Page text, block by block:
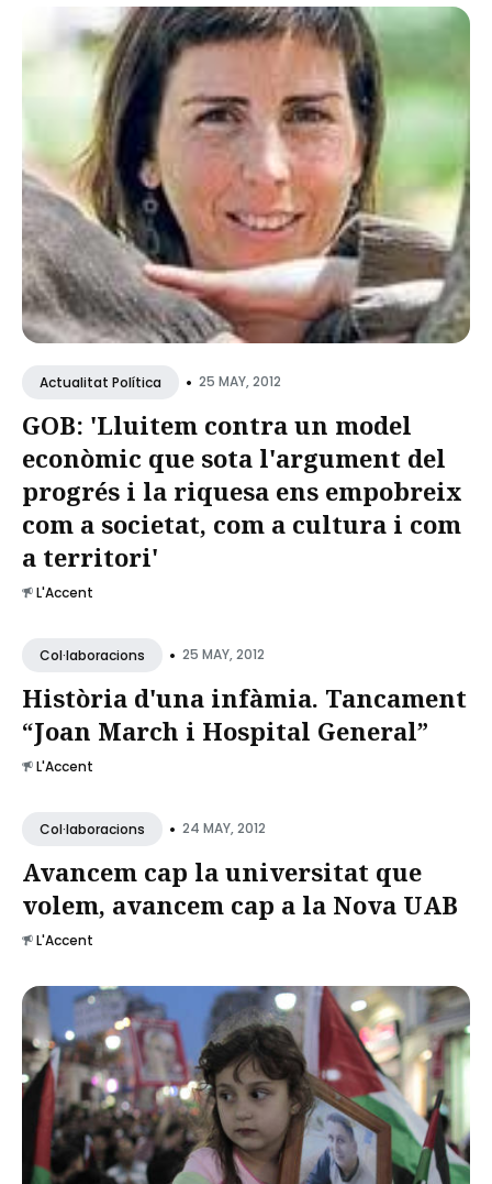
Actualitat Política • 25 MAY, 2012
GOB: 'Lluitem contra un model
econòmic que sota l'argument del
progrés i la riquesa ens empobreix
com a societat, com a cultura i com
a territori'
L'Accent
Col·laboracions • 25 MAY, 2012
Història d'una infàmia. Tancament
“Joan March i Hospital General”
L'Accent
Col·laboracions • 24 MAY, 2012
Avancem cap la universitat que
volem, avancem cap a la Nova UAB
L'Accent